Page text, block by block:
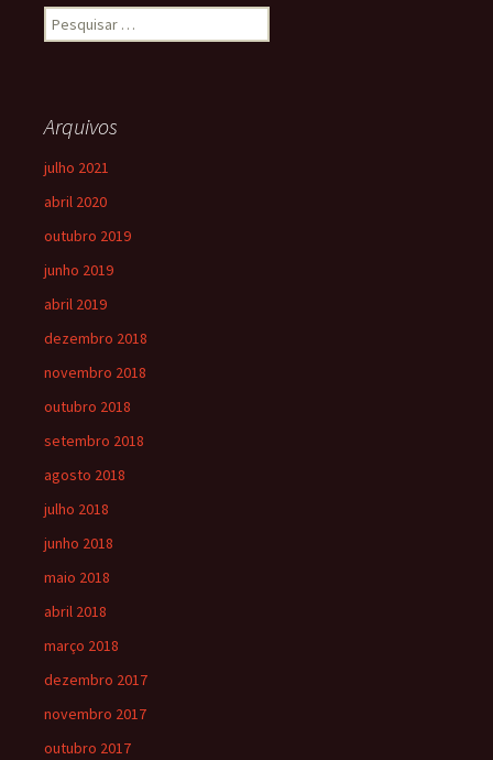
Arquivos
julho 2021
abril 2020
outubro 2019
junho 2019
abril 2019
dezembro 2018
novembro 2018
outubro 2018
setembro 2018
agosto 2018
julho 2018
junho 2018
maio 2018
abril 2018
março 2018
dezembro 2017
novembro 2017
outubro 2017